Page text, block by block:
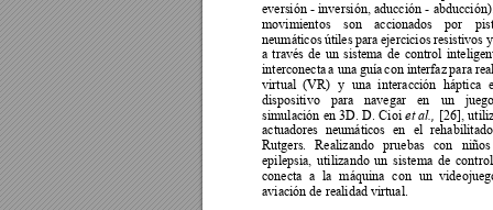
eversión - inversión, aducción -
movimientos
son accionados por
neumáticos útiles para ejercicios resistivos y
a través de un sistema de control
interconecta a una guía con interfaz para
virtual (VR) y una interacción háptica
dispositivo
para navegar en un
simulación en 3D. D. Cioi et al., [26] ,
actuadores neumáticos en el
Rutgers. Realizando pruebas con niños
epilepsia, utilizando un sistema de control
conecta a la máquina con un
aviación de realidad virtual.